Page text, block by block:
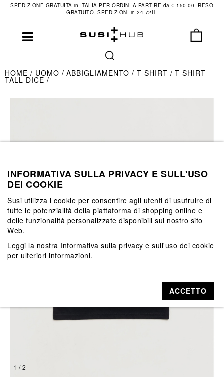
SPEDIZIONE GRATUITA in ITALIA PER ORDINI A PARTIRE da € 150,00. RESO
GRATUITO. SPEDIZIONI in 24-72H.
HOME UOMO ABBIGLIAMENTO T-SHIRT T-SHIRT
TALL DICE
1 / 2
INFORMATIVA SULLA PRIVACY E SULL'USO
DEI COOKIE
Susi utilizza i cookie per consentire agli utenti di usufruire di
tutte le potenzialità della piattaforma di shopping online e
delle funzionalità personalizzate disponibili sul nostro sito
Web.
Leggi la nostra Informativa sulla privacy e sull'uso dei cookie
per ulteriori informazioni.
ACCETTO